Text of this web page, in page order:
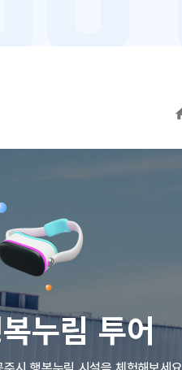
누림 투어